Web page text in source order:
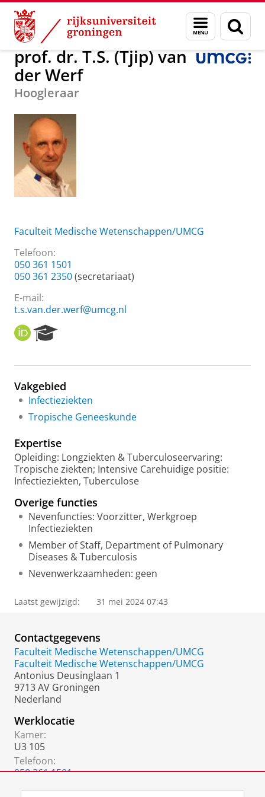
Skip
Content
Skip
Navigation
Menu
en
zoeken
Over ons prof. dr. T.S. (Tjip) van der Werf
prof. dr. T.S. (Tjip) van
der Werf
Hoogleraar
Faculteit Medische Wetenschappen/UMCG
Telefoon:
050 361 1501
050 361 2350(secretariaat)
E-mail:
t.s.van.der.werf@umcg.nl
O
R
I
e
r
c
h
r
t
a
l
Vakgebied
Infectieziekten
Tropische Geneeskunde
Expertise
Opleiding: Longziekten & Tuberculoseervaring:
Tropische ziekten; Intensive Carehuidige positie:
Infectieziekten, Tuberculose
Overige functies
Nevenfuncties: Voorzitter, Werkgroep
Infectieziekten
Member of Staff, Department of Pulmonary
Diseases & Tuberculosis
Nevenwerkzaamheden: geen
Laatst gewijzigd: 31 mei 2024 07:43
Contactgegevens
Faculteit Medische Wetenschappen/UMCG
Faculteit Medische Wetenschappen/UMCG
Antonius Deusinglaan 1
9713 AV Groningen
Nederland
Werklocatie
Kamer:
U3 105
Telefoon:
050 361 1501